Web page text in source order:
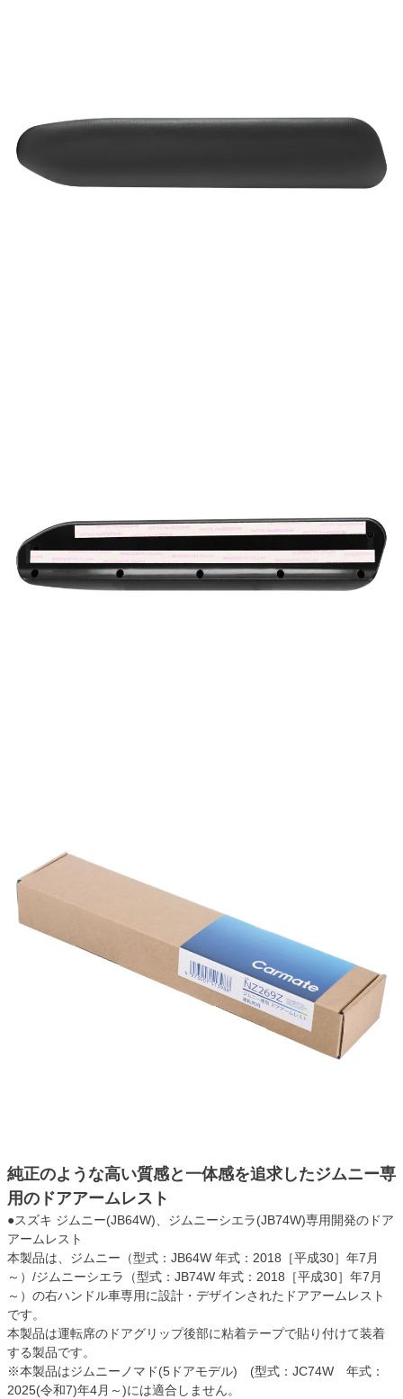
純正のような高い質感と一体感を追求したジムニー専
用のドアアームレスト
●スズキ ジムニー(JB64W)、ジムニーシエラ(JB74W)専用開発のドア
アームレスト
本製品は、ジムニー（型式：JB64W 年式：2018［平成30］年7月
～）/ジムニーシエラ（型式：JB74W 年式：2018［平成30］年7月
～）の右ハンドル車専用に設計・デザインされたドアアームレスト
です。
本製品は運転席のドアグリップ後部に粘着テープで貼り付けて装着
する製品です。
※本製品はジムニーノマド(5ドアモデル) (型式：JC74W 年式：
2025(令和7)年4月～)には適合しません。